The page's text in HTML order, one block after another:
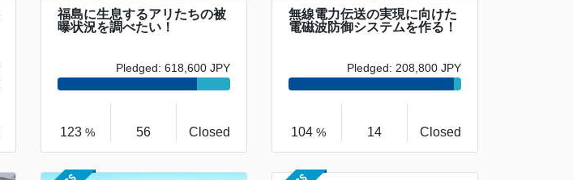
福島に生息するアリたちの被
曝状況を調べたい！
Pledged: 618,600 JPY
123% 56 Closed
無線電力伝送の実現に向けた
電磁波防御システムを作る！
Pledged: 208,800 JPY
104% 14 Closed